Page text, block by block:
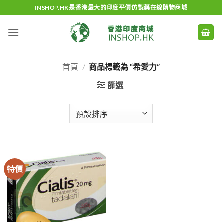
to
content
INSHOP.HK是香港最大的印度平價仿製藥在線購物商城
首頁 / 商品標籤為 “希愛力”
篩選
特價